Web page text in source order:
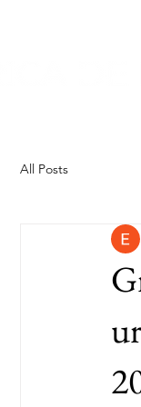
All Posts